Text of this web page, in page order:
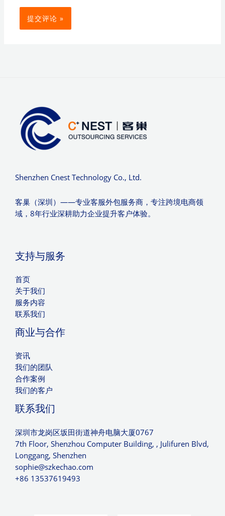
Shenzhen Cnest Technology Co., Ltd.
客巢（深圳）——专业客服外包服务商，专注跨境电商领
域，8年行业深耕助力企业提升客户体验。
支持与服务
首页
关于我们
服务内容
联系我们
商业与合作
资讯
我们的团队
合作案例
我们的客户
联系我们
深圳市龙岗区坂田街道神舟电脑大厦0767
7th Floor, Shenzhou Computer Building, , Julifuren Blvd,
Longgang, Shenzhen
sophie@szkechao.com
+86 13537619493